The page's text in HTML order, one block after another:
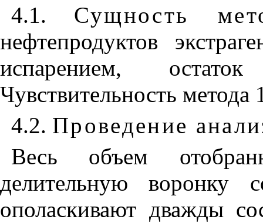
4.1. Сущность
нефтепродуктов
испарением,
Чувствительность метода
4.2. Проведение
Весь объем
делительную воронку
ополаскивают дважды